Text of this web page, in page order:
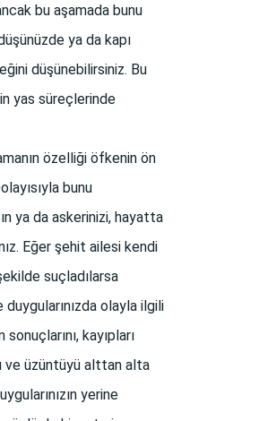
bu aşamada bunu
ya da kapı
düşünebilirsiniz. Bu
yas süreçlerinde
özelliği öfkenin ön
bunu
ya da askerinizi, hayatta
Eğer şehit ailesi kendi
suçladılarsa
olayla ilgili
kayıpları
ve üzüntüyü alttan alta
yerine